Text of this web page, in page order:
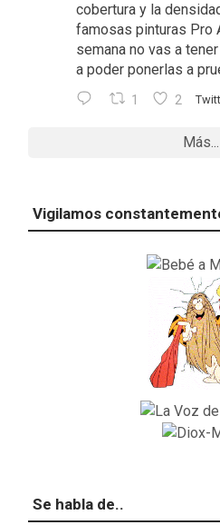
cobertura y la
famosas pinturas Pro
semana no vas a
a poder ponerlas a
1 2
Más...
Vigilamos
Se habla de..